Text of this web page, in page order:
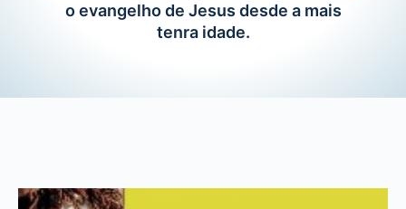
o evangelho de Jesus desde a mais
tenra idade.